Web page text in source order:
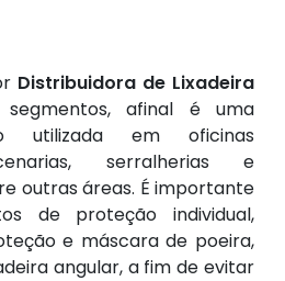
Distribuidora de Lixadeira
segmentos, afinal é uma
utilizada em oficinas
serralherias e
outras áreas. É importante
de proteção individual,
e máscara de poeira,
angular, a fim de evitar